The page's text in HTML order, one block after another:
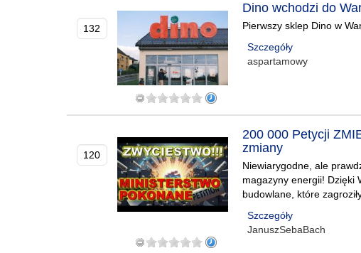
132
Dino wchodzi do
Pierwszy sklep Dino w
Szczegóły
aspartamowy
120
200 000 Petycji
zmiany
Niewiarygodne, ale
magazyny energii! Dzięki
budowlane, które
Szczegóły
JanuszSebaBach